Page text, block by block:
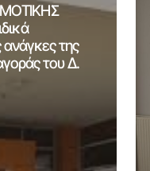
ανάγκες της
του Δ.